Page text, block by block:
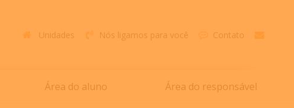
Unidades Nós ligamos para você Contato
Área do aluno Área do responsável